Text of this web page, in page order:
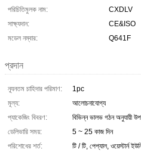
পরিচিতিমুলক নাম:
CXDLV
সাক্ষ্যদান:
CE&ISO
মডেল নম্বার:
Q641F
প্রদান
ন্যূনতম চাহিদার পরিমাণ:
1pc
মূল্য:
আলোচনাযোগ্য
প্যাকেজিং বিবরণ:
বিভিন্ন ভালভ গঠন অনুযায়ী
ডেলিভারি সময়:
5 ~ 25 কাজ দিন
পরিশোধের শর্ত:
টি / টি, পেপ্যাল, ওয়েস্টার্ন